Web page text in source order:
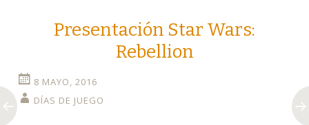
Presentación Star Wars:
Rebellion
8 MAYO, 2016
DÍAS DE JUEGO